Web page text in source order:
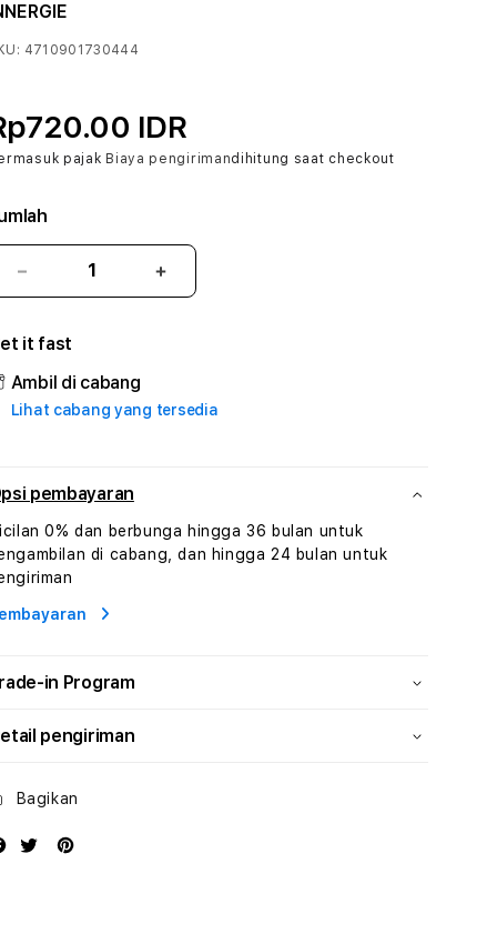
4710901730444
IDR
pajak Biaya pengirimandihitung saat checkout
Kurangi
jumlah
EVO303
#3
TradiTours
Jasa
Paket
Wisata
Tunisia
Profesional
Tambah
jumlah
TradiTours
Jasa
Wisata
Tunisia
it fast
Ambil di cabang
Lihat cabang yang tersedia
pembayaran
0% dan berbunga hingga 36 bulan untuk
di cabang, dan hingga 24 bulan untuk
in Program
pengiriman
Bagikan